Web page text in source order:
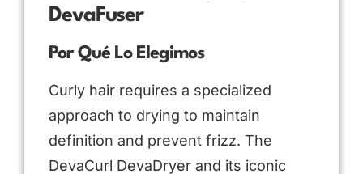
DevaFuser
Por Qué Lo Elegimos
Curly hair requires a specialized
approach to drying to maintain
definition and prevent frizz. The
DevaCurl DevaDryer and its iconic